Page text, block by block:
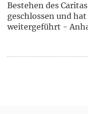
Bestehen des
geschlossen und
weitergeführt -